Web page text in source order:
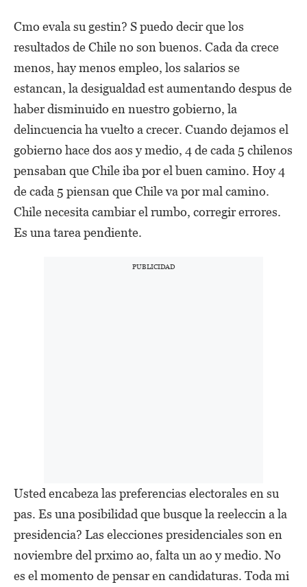
Cmo evala su gestin? S puedo decir que los
resultados de Chile no son buenos. Cada da crece
menos, hay menos empleo, los salarios se
estancan, la desigualdad est aumentando despus de
haber disminuido en nuestro gobierno, la
delincuencia ha vuelto a crecer. Cuando dejamos el
gobierno hace dos aos y medio, 4 de cada 5 chilenos
pensaban que Chile iba por el buen camino. Hoy 4
de cada 5 piensan que Chile va por mal camino.
Chile necesita cambiar el rumbo, corregir errores.
Es una tarea pendiente.
Usted encabeza las preferencias electorales en su
pas. Es una posibilidad que busque la reeleccin a la
presidencia? Las elecciones presidenciales son en
noviembre del prximo ao, falta un ao y medio. No
es el momento de pensar en candidaturas. Toda mi